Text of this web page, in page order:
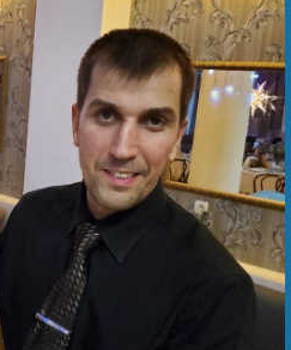
на хезмәткәре